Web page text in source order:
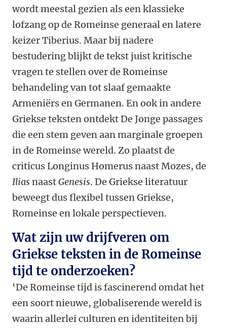
wordt meestal gezien als een klassieke
lofzang op de Romeinse generaal en latere
keizer Tiberius. Maar bij nadere
bestudering blijkt de tekst juist kritische
vragen te stellen over de Romeinse
behandeling van tot slaaf gemaakte
Armeniërs en Germanen. En ook in andere
Griekse teksten ontdekt De Jonge passages
die een stem geven aan marginale groepen
in de Romeinse wereld. Zo plaatst de
criticus Longinus Homerus naast Mozes, de
Ilias naastGenesis. De Griekse literatuur
beweegt dus flexibel tussen Griekse,
Romeinse en lokale perspectieven.
Wat zijn uw drijfveren om
Griekse teksten in de Romeinse
tijd te onderzoeken?
‘De Romeinse tijd is fascinerend omdat het
een soort nieuwe, globaliserende wereld is
waarin allerlei culturen en identiteiten bij